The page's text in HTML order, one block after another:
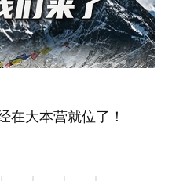
在大本营就位了！